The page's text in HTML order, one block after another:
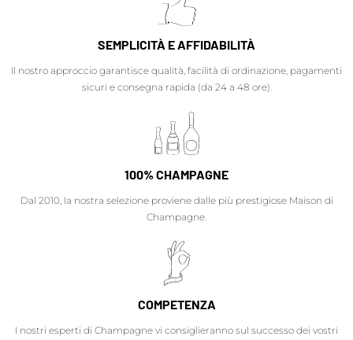
SEMPLICITÀ E AFFIDABILITÀ
Il nostro approccio garantisce qualità, facilità di ordinazione, pagamenti
sicuri e consegna rapida (da 24 a 48 ore).
100% CHAMPAGNE
Dal 2010, la nostra selezione proviene dalle più prestigiose Maison di
Champagne.
COMPETENZA
I nostri esperti di Champagne vi consiglieranno sul successo dei vostri